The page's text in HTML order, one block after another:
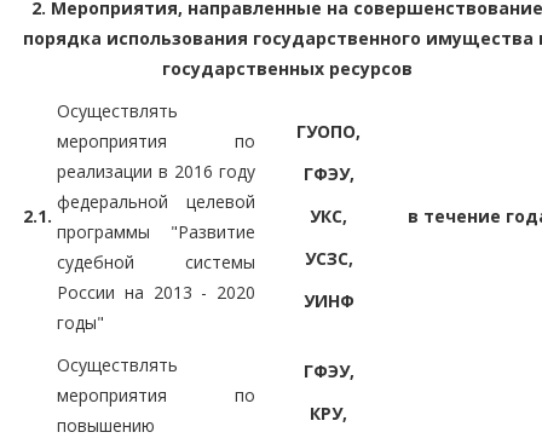
2. Мероприятия, направленные на совершенствование
порядка использования государственного имущества
государственных ресурсов
2.1.
Осуществлять
мероприятия по
реализации в 2016 году
федеральной целевой
программы "Развитие
судебной системы
России на 2013 - 2020
годы"
ГУОПО,
ГФЭУ,
УКС,
УСЗС,
УИНФ
в течение
Осуществлять
мероприятия по
повышению
ГФЭУ,
КРУ,